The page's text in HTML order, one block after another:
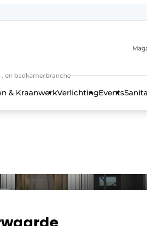
techniek in de keuken-, woon-, en
en badkamerbranche
& KraanwerkVerlichtingEvents